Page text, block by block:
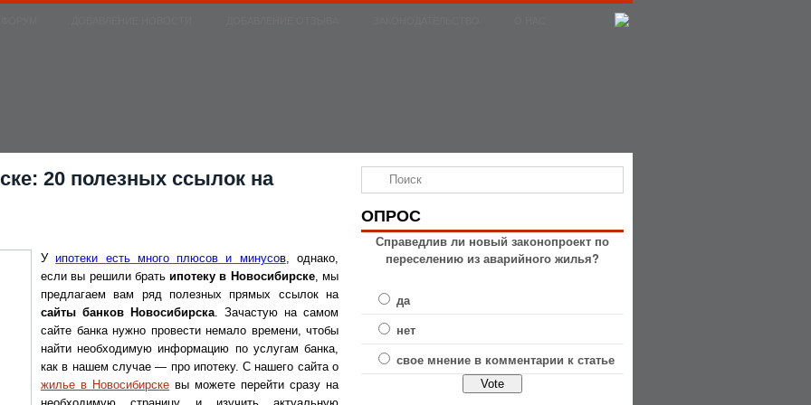
20 полезных ссылок на
Уипотеки есть много плюсов и минусов, однако,
если вы решили братьипотеку в Новосибирске, мы
предлагаем вам ряд полезных прямых ссылок на
сайты банков Новосибирска. Зачастую на самом
сайте банка нужно провести немало времени, чтобы
найти необходимую информацию по услугам банка,
как в нашем случае — про ипотеку. С нашего сайта о
жилье в Новосибирске вы можете перейти сразу на
ОПРОС
Справедлив ли новый законопроект по
переселению из аварийного жилья?
да
нет
свое мнение в комментарии к статье